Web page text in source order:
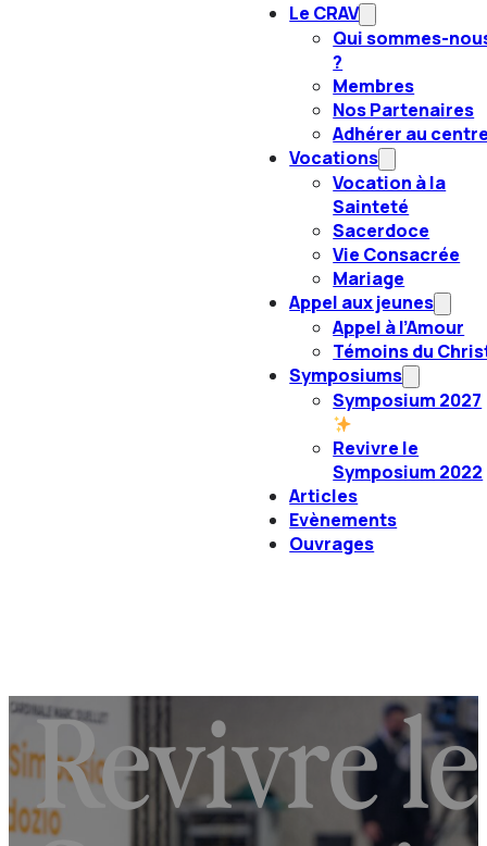
Le CRAV
Qui sommes-
?
Membres
Nos Partenaires
Adhérer au
Vocations
Vocation à la
Sainteté
Sacerdoce
Vie Consacrée
Mariage
Appel aux jeunes
Appel à l’Amour
Témoins du
Symposiums
Symposium 2027
Revivre le
Symposium 2022
Articles
Evènements
Ouvrages
Revivre le